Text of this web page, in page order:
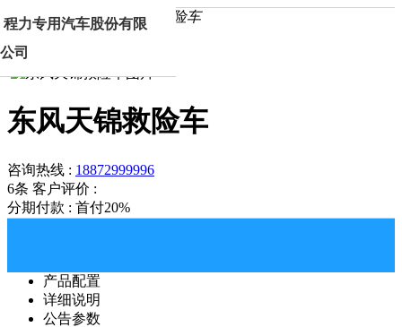
程力专用汽车股份有限
公司
首页 产品中心 东风天锦救险车
东风天锦救险车
咨询热线 : 18872999996
6条 客户评价 :
分期付款 : 首付20%
产品配置
详细说明
公告参数